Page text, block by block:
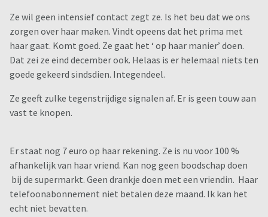
Ze wil geen intensief contact zegt ze. Is het beu dat we ons
zorgen over haar maken. Vindt opeens dat het prima met
haar gaat. Komt goed. Ze gaat het ‘ op haar manier’ doen.
Dat zei ze eind december ook. Helaas is er helemaal niets ten
goede gekeerd sindsdien. Integendeel.
Ze geeft zulke tegenstrijdige signalen af. Er is geen touw aan
vast te knopen.
Er staat nog 7 euro op haar rekening. Ze is nu voor 100 %
afhankelijk van haar vriend. Kan nog geen boodschap doen
bij de supermarkt. Geen drankje doen met een vriendin. Haar
telefoonabonnement niet betalen deze maand. Ik kan het
echt niet bevatten.